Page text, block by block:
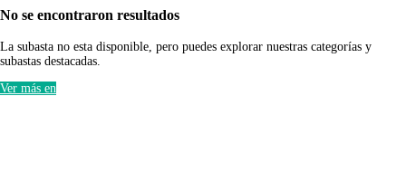
No se encontraron resultados
La subasta no esta disponible, pero puedes explorar nuestras categorías y
subastas destacadas.
Ver más en